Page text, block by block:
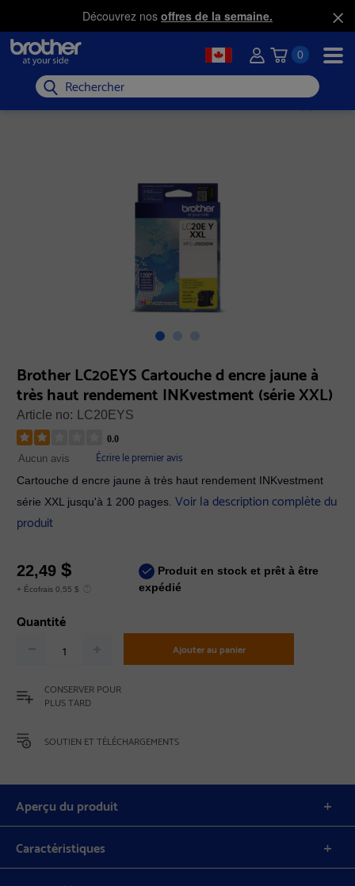
Découvrez nos offres de la semaine.
0
Rechercher
Brother LC20EYS Cartouche d encre jaune à
très haut rendement INKvestment (série XXL)
Article no: LC20EYS
0.0
Aucun avis Écrire le premier avis
Cartouche d encre jaune à très haut rendement INKvestment
série XXL jusqu'à 1 200 pages.Voir la description complète du
produit
22,49$
+ Écofrais 0,55 $
Produit en stock et prêt à être
expédié
Quantité
Ajouter au panier
CONSERVER POUR
PLUS TARD
SOUTIEN ET TÉLÉCHARGEMENTS
Aperçu du produit
Caractéristiques